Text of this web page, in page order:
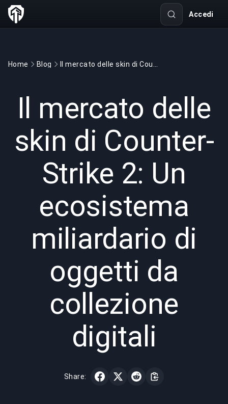
Accedi
Home Blog
Il mercato delle
skin di Counter-
Strike 2: Un
ecosistema
miliardario di
oggetti da
collezione
digitali
Share: